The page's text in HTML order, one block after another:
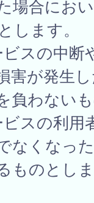
場合にお
します。
スの中断
害が発生
負わないも
スの利用
なくなっ
ものとしま